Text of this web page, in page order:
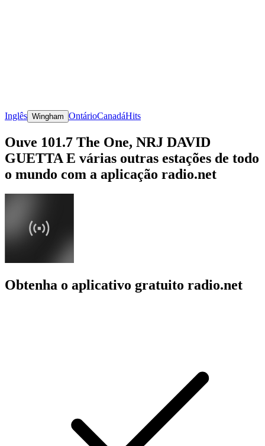
Inglês Wingham OntárioCanadáHits
Ouve 101.7 The One, NRJ DAVID
GUETTA E várias outras estações de todo
o mundo com a aplicação radio.net
Obtenha o aplicativo gratuito radio.net